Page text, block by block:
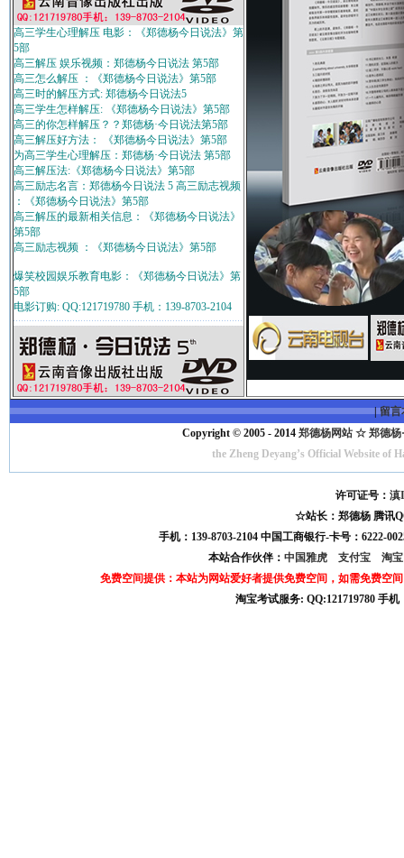
高三学生心理解压 电影：《郑德杨今日说法》第
5部
高三解压 娱乐视频：郑德杨今日说法 第5部
高三怎么解压 ：《郑德杨今日说法》第5部
高三时的解压方式: 郑德杨今日说法5
高三学生怎样解压: 《郑德杨今日说法》第5部
高三的你怎样解压？？郑德杨·今日说法第5部
高三解压好方法： 《郑德杨今日说法》第5部
为高三学生心理解压：郑德杨·今日说法 第5部
高三解压法:《郑德杨今日说法》第5部
高三励志名言：郑德杨今日说法 5 高三励志视频
：《郑德杨今日说法》第5部
高三解压的最新相关信息：《郑德杨今日说法》
第5部
高三励志视频 ：《郑德杨今日说法》第5部
爆笑校园娱乐教育电影：《郑德杨今日说法》第
5部
电影订购: QQ:121719780 手机：139-8703-2104
|留言
Copyright © 2005 - 2014 郑德杨网站 ☆ 郑德杨
the Zheng Deyang’s Official Website
许可证号： 滇
☆站长：郑德杨 腾讯
手机：139-8703-2104 中国工商银行-卡号：6222-
本站合作伙伴： 中国雅虎 支付宝
淘
免费空间提供：本站为网站爱好者提供免费空间，如需免费空
淘宝考试服务: QQ:121719780 手